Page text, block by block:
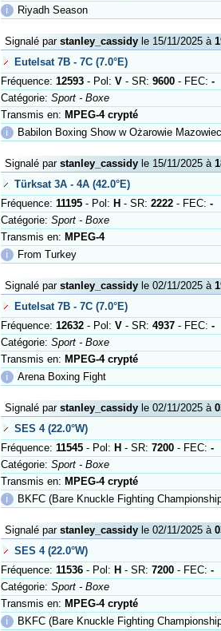
ℹ
Riyadh Season
Signalé par stanley_cassidyle 15/11/2025 à
Eutelsat 7B - 7C (7.0°E)
Fréquence: 12593- Pol: V- SR: 9600- FEC: -
Catégorie: Sport - Boxe
Transmis en: MPEG-4 crypté
ℹ
Babilon Boxing Show w Ożarowie
Signalé par stanley_cassidyle 15/11/2025 à
Türksat 3A - 4A (42.0°E)
Fréquence: 11195- Pol: H - SR: 2222- FEC: -
Catégorie: Sport - Boxe
Transmis en: MPEG-4
ℹ
From Turkey
Signalé par stanley_cassidyle 02/11/2025 à
Eutelsat 7B - 7C (7.0°E)
Fréquence: 12632- Pol: V- SR: 4937- FEC: -
Catégorie: Sport - Boxe
Transmis en: MPEG-4 crypté
ℹ
Arena Boxing Fight
Signalé par stanley_cassidyle 02/11/2025 à
SES 4 (22.0°W)
Fréquence: 11545- Pol: H - SR: 7200- FEC: -
Catégorie: Sport - Boxe
Transmis en: MPEG-4 crypté
ℹ
BKFC (Bare Knuckle Fighting
Signalé par stanley_cassidyle 02/11/2025 à
SES 4 (22.0°W)
Fréquence: 11536- Pol: H - SR: 7200- FEC: -
Catégorie: Sport - Boxe
Transmis en: MPEG-4 crypté
ℹ
BKFC (Bare Knuckle Fighting